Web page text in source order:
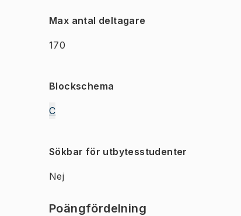
Max antal deltagare
170
Blockschema
C
Sökbar för utbytesstudenter
Nej
Poängfördelning